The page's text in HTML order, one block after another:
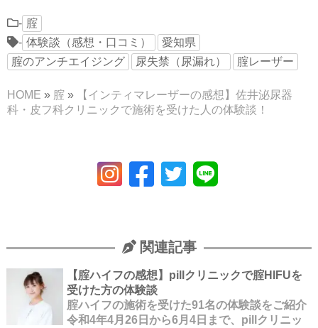
- 腟
- 体験談（感想・口コミ）
愛知県
腟のアンチエイジング
尿失禁（尿漏れ） 腟レーザー
HOME » 腟 »
【インティマレーザーの感想】佐井泌尿器
科・皮フ科クリニックで施術を受けた人の体験談！
関連記事
【腟ハイフの感想】pillクリニックで腟HIFUを
受けた方の体験談
腟ハイフの施術を受けた91名の体験談をご紹介
令和4年4月26日から6月4日まで、pillクリニッ